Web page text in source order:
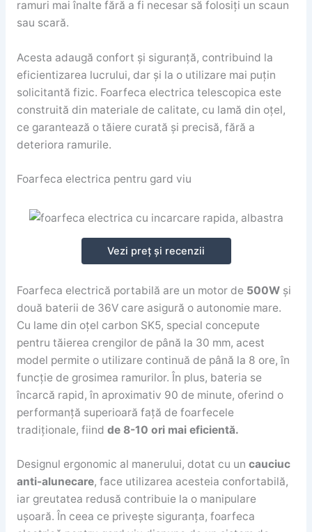
ramuri mai înalte fără a fi necesar să folosiți un scaun
sau scară.
Acesta adaugă confort și siguranță, contribuind la
eficientizarea lucrului, dar și la o utilizare mai puțin
solicitantă fizic. Foarfeca electrica telescopica este
construită din materiale de calitate, cu lamă din oțel,
ce garantează o tăiere curată și precisă, fără a
deteriora ramurile.
Foarfeca electrica pentru gard viu
Vezi preț și recenzii
Foarfeca electrică portabilă are un motor de 500W și
două baterii de 36V care asigură o autonomie mare.
Cu lame din oțel carbon SK5, special concepute
pentru tăierea crengilor de până la 30 mm, acest
model permite o utilizare continuă de până la 8 ore, în
funcție de grosimea ramurilor. În plus, bateria se
încarcă rapid, în aproximativ 90 de minute, oferind o
performanță superioară față de foarfecele
tradiționale, fiind de 8-10 ori mai eficientă.
Designul ergonomic al manerului, dotat cu un cauciuc
anti-alunecare, face utilizarea acesteia confortabilă,
iar greutatea redusă contribuie la o manipulare
ușoară. În ceea ce privește siguranța, foarfeca